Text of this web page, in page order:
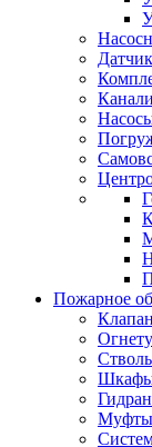
Пожарное
Муфты